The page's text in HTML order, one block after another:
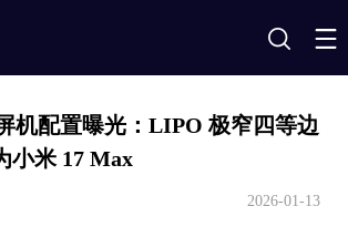
搜
机配置曝光：LIPO 极窄四等边
小米 17 Max
2026-01-13